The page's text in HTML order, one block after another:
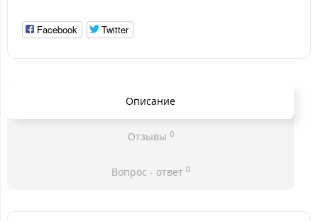
Facebook Twitter
Описание
Отзывы 0
Вопрос - ответ 0